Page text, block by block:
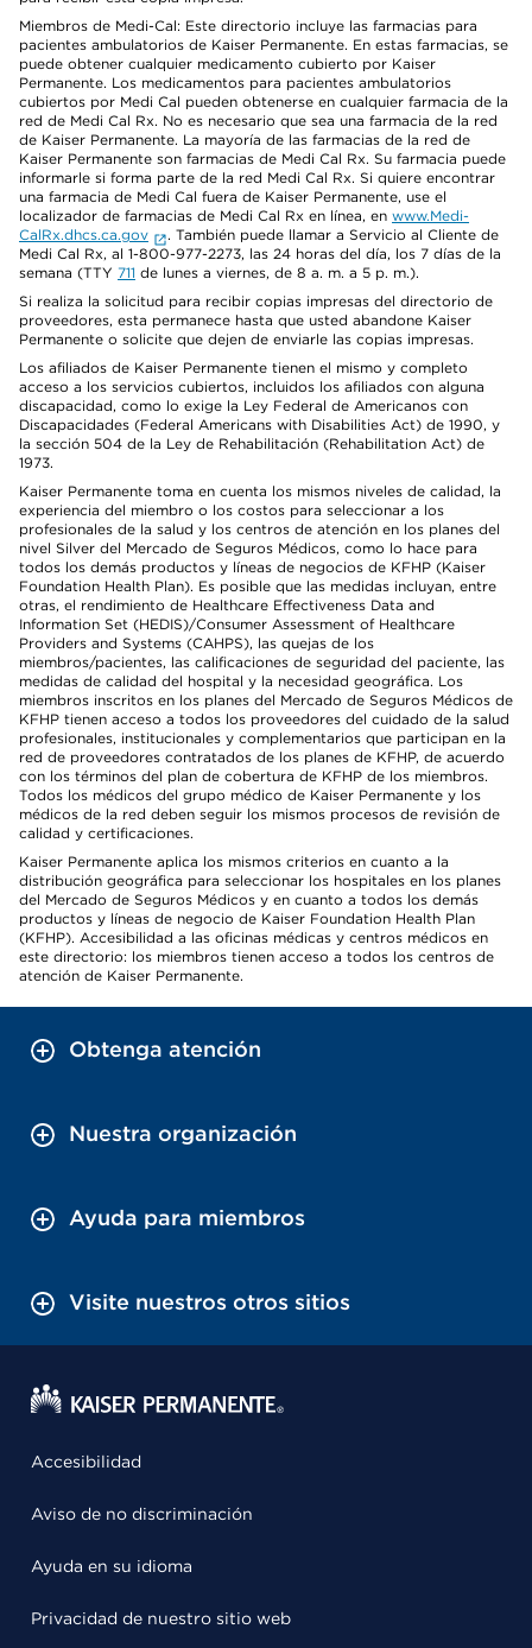
Miembros de Medi-Cal: Este directorio incluye las farmacias para
pacientes ambulatorios de Kaiser Permanente. En estas farmacias, se
puede obtener cualquier medicamento cubierto por Kaiser
Permanente. Los medicamentos para pacientes ambulatorios
cubiertos por Medi Cal pueden obtenerse en cualquier farmacia de la
red de Medi Cal Rx. No es necesario que sea una farmacia de la red
de Kaiser Permanente. La mayoría de las farmacias de la red de
Kaiser Permanente son farmacias de Medi Cal Rx. Su farmacia puede
informarle si forma parte de la red Medi Cal Rx. Si quiere encontrar
una farmacia de Medi Cal fuera de Kaiser Permanente, use el
localizador de farmacias de Medi Cal Rx en línea, en www.Medi-
CalRx.dhcs.ca.gov
. También puede llamar a Servicio al Cliente de
Medi Cal Rx, al 1-800-977-2273, las 24 horas del día, los 7 días de la
semana (TTY 711 de lunes a viernes, de 8 a. m. a 5 p. m.).
Si realiza la solicitud para recibir copias impresas del directorio de
proveedores, esta permanece hasta que usted abandone Kaiser
Permanente o solicite que dejen de enviarle las copias impresas.
Los afiliados de Kaiser Permanente tienen el mismo y completo
acceso a los servicios cubiertos, incluidos los afiliados con alguna
discapacidad, como lo exige la Ley Federal de Americanos con
Discapacidades (Federal Americans with Disabilities Act) de 1990, y
la sección 504 de la Ley de Rehabilitación (Rehabilitation Act) de
1973.
Kaiser Permanente toma en cuenta los mismos niveles de calidad, la
experiencia del miembro o los costos para seleccionar a los
profesionales de la salud y los centros de atención en los planes del
nivel Silver del Mercado de Seguros Médicos, como lo hace para
todos los demás productos y líneas de negocios de KFHP (Kaiser
Foundation Health Plan). Es posible que las medidas incluyan, entre
otras, el rendimiento de Healthcare Effectiveness Data and
Information Set (HEDIS)/Consumer Assessment of Healthcare
Providers and Systems (CAHPS), las quejas de los
miembros/pacientes, las calificaciones de seguridad del paciente, las
medidas de calidad del hospital y la necesidad geográfica. Los
miembros inscritos en los planes del Mercado de Seguros Médicos de
KFHP tienen acceso a todos los proveedores del cuidado de la salud
profesionales, institucionales y complementarios que participan en la
red de proveedores contratados de los planes de KFHP, de acuerdo
con los términos del plan de cobertura de KFHP de los miembros.
Todos los médicos del grupo médico de Kaiser Permanente y los
médicos de la red deben seguir los mismos procesos de revisión de
calidad y certificaciones.
Kaiser Permanente aplica los mismos criterios en cuanto a la
distribución geográfica para seleccionar los hospitales en los planes
del Mercado de Seguros Médicos y en cuanto a todos los demás
productos y líneas de negocio de Kaiser Foundation Health Plan
(KFHP). Accesibilidad a las oficinas médicas y centros médicos en
este directorio: los miembros tienen acceso a todos los centros de
atención de Kaiser Permanente.
Obtenga atención
Nuestra organización
Ayuda para miembros
Visite nuestros otros sitios
Accesibilidad
Aviso de no discriminación
Ayuda en su idioma
Privacidad de nuestro sitio web